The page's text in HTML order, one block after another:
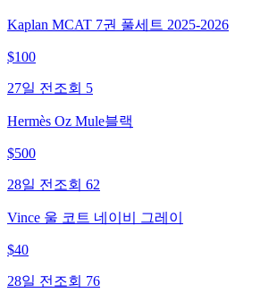
Kaplan MCAT 7권 풀세트 2025-2026
$100
27일 전 조회 5
Hermès Oz Mule블랙
$500
28일 전 조회 62
Vince 울 코트 네이비 그레이
$40
28일 전 조회 76